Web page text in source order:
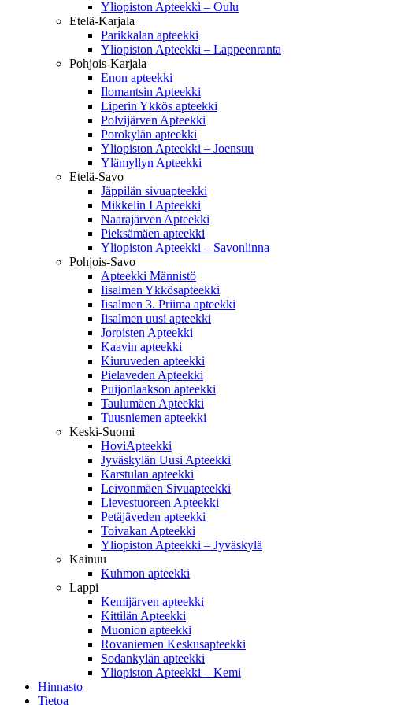
Yliopiston Apteekki – Oulu
Etelä-Karjala
Parikkalan apteekki
Yliopiston Apteekki – Lappeenranta
Pohjois-Karjala
Enon apteekki
Ilomantsin Apteekki
Liperin Ykkös apteekki
Polvijärven Apteekki
Porokylän apteekki
Yliopiston Apteekki – Joensuu
Ylämyllyn Apteekki
Etelä-Savo
Jäppilän sivuapteekki
Mikkelin I Apteekki
Naarajärven Apteekki
Pieksämäen apteekki
Yliopiston Apteekki – Savonlinna
Pohjois-Savo
Apteekki Männistö
Iisalmen Ykkösapteekki
Iisalmen 3. Priima apteekki
Iisalmen uusi apteekki
Joroisten Apteekki
Kaavin apteekki
Kiuruveden apteekki
Pielaveden Apteekki
Puijonlaakson apteekki
Taulumäen Apteekki
Tuusniemen apteekki
Keski-Suomi
HoviApteekki
Jyväskylän Uusi Apteekki
Karstulan apteekki
Leivonmäen Sivuapteekki
Lievestuoreen Apteekki
Petäjäveden apteekki
Toivakan Apteekki
Yliopiston Apteekki – Jyväskylä
Kainuu
Kuhmon apteekki
Lappi
Kemijärven apteekki
Kittilän Apteekki
Muonion apteekki
Rovaniemen Keskusapteekki
Sodankylän apteekki
Yliopiston Apteekki – Kemi
Hinnasto
Tietoa